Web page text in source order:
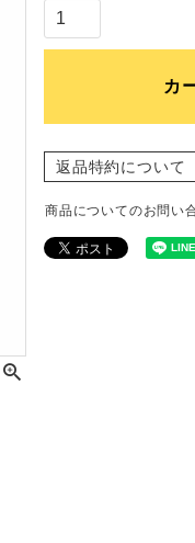
カ
返品特約について
商品についてのお問い